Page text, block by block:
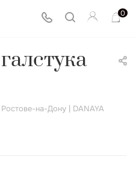
0
на-Дону | DANAYA